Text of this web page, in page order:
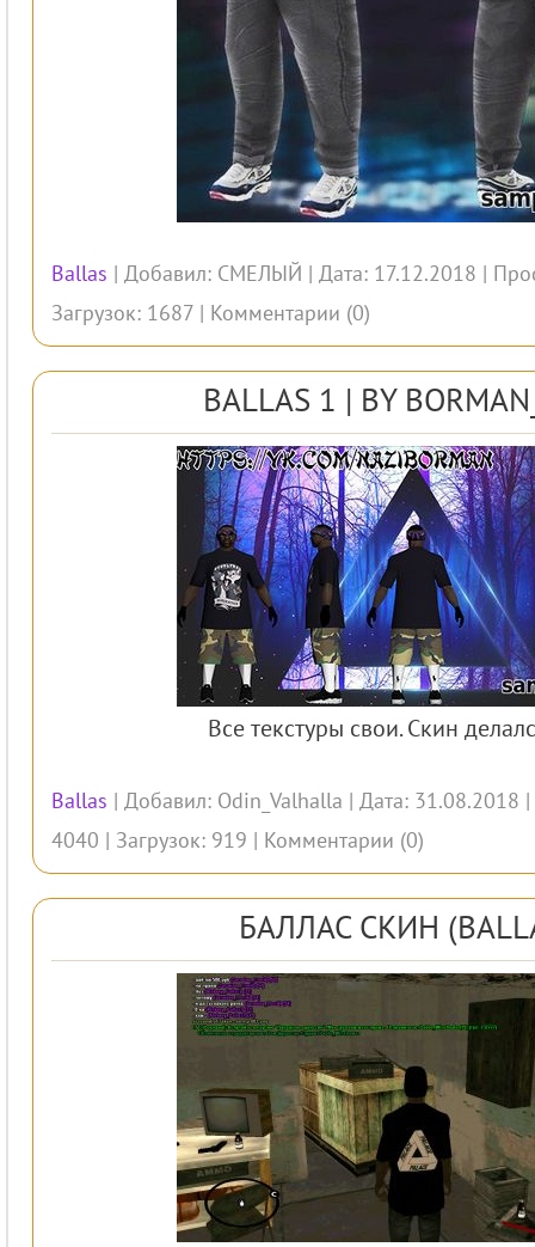
Ballas | Добавил: СМЕЛЫЙ | Дата: 17.12.2018 |
Загрузок: 1687 | Комментарии (0)
BALLAS 1 | BY
Все текстуры свои. Скин
Ballas | Добавил: Odin_Valhalla | Дата: 31.08.2018
4040 | Загрузок: 919 | Комментарии (0)
БАЛЛАС СКИН